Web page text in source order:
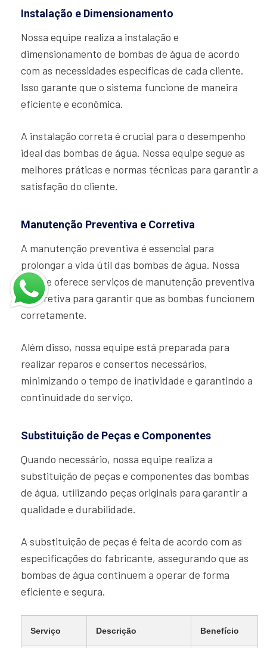
Instalação e Dimensionamento
Nossa equipe realiza a instalação e
dimensionamento de bombas de água de acordo
com as necessidades específicas de cada cliente.
Isso garante que o sistema funcione de maneira
eficiente e econômica.
A instalação correta é crucial para o desempenho
ideal das bombas de água. Nossa equipe segue as
melhores práticas e normas técnicas para garantir a
satisfação do cliente.
Manutenção Preventiva e Corretiva
A manutenção preventiva é essencial para
prolongar a vida útil das bombas de água. Nossa
equipe oferece serviços de manutenção preventiva
e corretiva para garantir que as bombas funcionem
corretamente.
Além disso, nossa equipe está preparada para
realizar reparos e consertos necessários,
minimizando o tempo de inatividade e garantindo a
continuidade do serviço.
Substituição de Peças e Componentes
Quando necessário, nossa equipe realiza a
substituição de peças e componentes das bombas
de água, utilizando peças originais para garantir a
qualidade e durabilidade.
A substituição de peças é feita de acordo com as
especificações do fabricante, assegurando que as
bombas de água continuem a operar de forma
eficiente e segura.
Serviço Descrição Benefício